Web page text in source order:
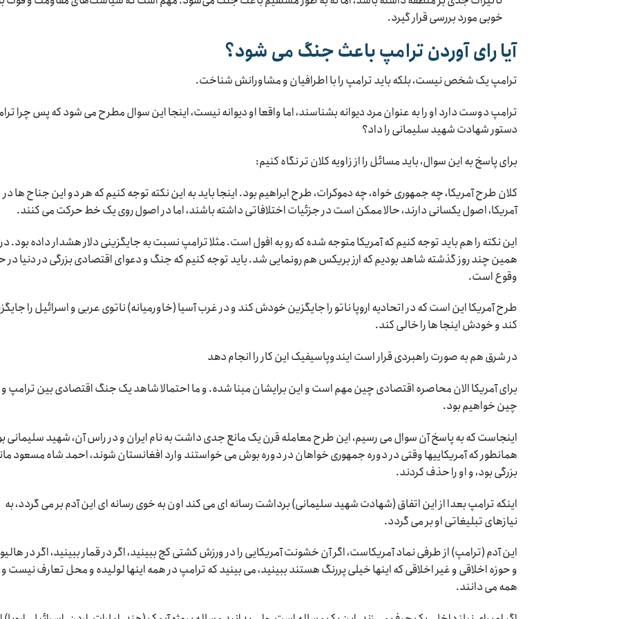
خوبی مورد بررسی قرار گیرد.
آیا رای آوردن ترامپ باعث جنگ می شود؟
ترامپ یک شخص نیست، بلکه باید ترامپ را با اطرافیان و مشاورانش شناخت.
ترامپ دوست دارد او را به عنوان مرد دیوانه بشناسند، اما واقعا او دیوانه نیست، اینجا این سوال مطرح می شود که پس چرا
دستور شهادت شهید سلیمانی را داد؟
برای پاسخ به این سوال، باید مسائل را از زاویه کلان تر نگاه کنیم:
کلان طرح آمریکا، چه جمهوری خواه، چه دموکرات، طرح ابراهیم بود. اینجا باید به این نکته توجه کنیم که هر دو این جناح ها در
آمریکا، اصول یکسانی دارند، حالا ممکن است در جزئیات اختلافاتی داشته باشند، اما در اصول روی یک خط حرکت می کنند.
این نکته را هم باید توجه کنیم که آمریکا متوجه شده که رو به افول است. مثلا ترامپ نسبت به جایگزینی دلار هشدار داده بود. در
همین چند روز گذشته شاهد بودیم که ارز بریکس هم رونمایی شد. باید توجه کنیم که جنگ و دعوای اقتصادی بزرگی در دنیا در
وقوع است.
طرح آمریکا این است که در اتحادیه اروپا ناتو را جایگزین خودش کند و در غرب آسیا (خاورمیانه) ناتوی عربی و اسرائیل را
کند و خودش اینجا ها را خالی کند.
در شرق هم به صورت راهبردی قرار است ایندوپاسیفیک این کار را انجام دهد
برای آمریکا الان محاصره اقتصادی چین مهم است و این برایشان مبنا شده. و ما احتمالا شاهد یک جنگ اقتصادی بین ترامپ و
چین خواهیم بود.
اینجاست که به پاسخ آن سوال می رسیم، این طرح معامله قرن یک مانع جدی داشت به نام ایران و در راس آن، شهید سلیمانی
همانطور که آمریکاییها وقتی در دوره جمهوری خواهان در دوره بوش می خواستند وارد افغانستان شوند، احمد شاه مسعود
بزرگی بود، و او را حذف کردند.
اینکه ترامپ بعدا از این اتفاق (شهادت شهید سلیمانی) برداشت رسانه ای می کند اون به خوی رسانه ای این آدم بر می گردد، به
نیازهای تبلیغاتی او بر می گردد.
این آدم (ترامپ) از طرفی نماد آمریکاست، اگر آن خشونت آمریکایی را در ورزش کشتی کج ببینید، اگر در قمار ببینید، اگر در
و حوزه اخلاقی و غیر اخلاقی که اینها خیلی پررنگ هستند ببینید، می بینید که ترامپ در همه اینها لولیده و محل تعارف نیست و
همه می دانند.